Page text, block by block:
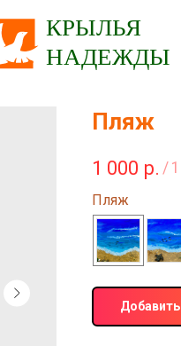
Пляж
1 000 р. /
Пляж